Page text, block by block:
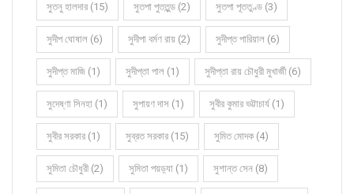
সুতনু হালদার (15) সুতপা পুততুন্ড (2) সুতপা পূততুণ্ড (3)
সুদীপ ঘোষাল (6) সুদীপা বর্মণ রায় (2) সুদীপ্ত পারিয়াল (6)
সুদীপ্ত মাজি (1) সুদীপ্তা পাল (1) সুদীপ্তা রায় চৌধুরী মুখার্জী (6)
সুদেষ্ণা সিনহা (1) সুপায়ণ দাস (1) সুবীর কুমার ভট্টাচার্য (1)
সুবীর সরকার (1) সুব্রত সরকার (15) সুমিত মোদক (4)
সুমিতা চৌধুরী (2) সুমিতা পয়ড়্যা (1) সুশান্ত সেন (8)